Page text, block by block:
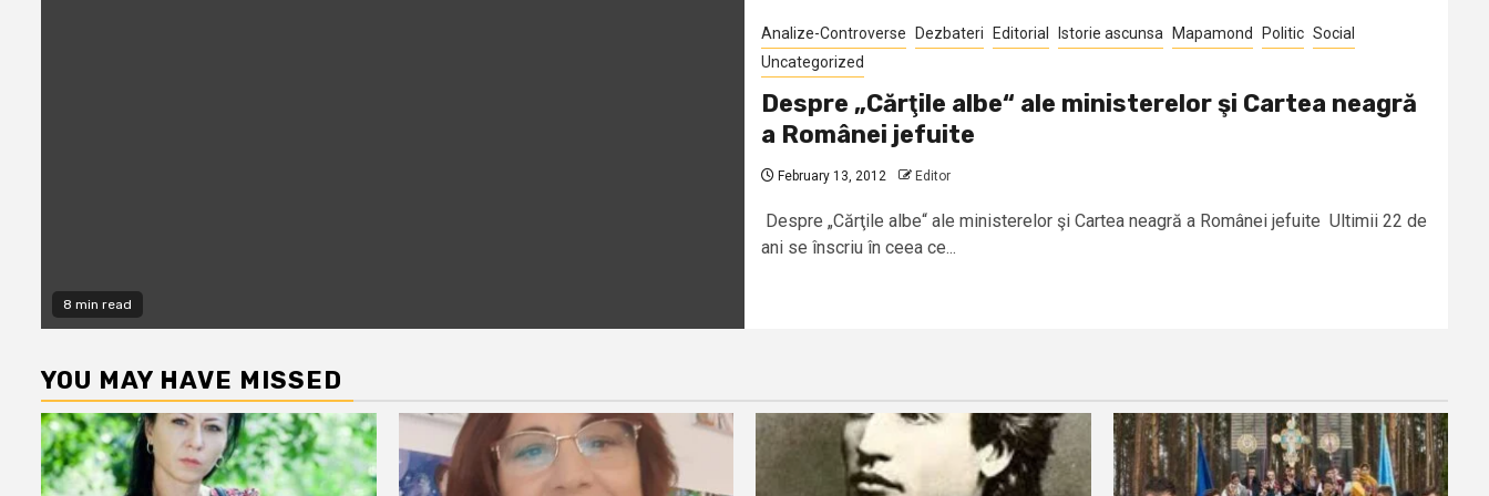
8 min read
Analize-Controverse Dezbateri Editorial Istorie ascunsa Mapamond Politic Social
Uncategorized
Despre „Cărţile albe“ ale ministerelor şi Cartea neagră
a Românei jefuite
February 13, 2012 Editor
Despre „Cărţile albe“ ale ministerelor şi Cartea neagră a Românei jefuite Ultimii 22 de
ani se înscriu în ceea ce...
YOU MAY HAVE MISSED